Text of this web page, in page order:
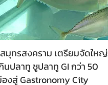
มุทรสงคราม เตรียมจัดใหญ่
นปลาทู ชูปลาทู GI กว่า 50
องสู่ Gastronomy City